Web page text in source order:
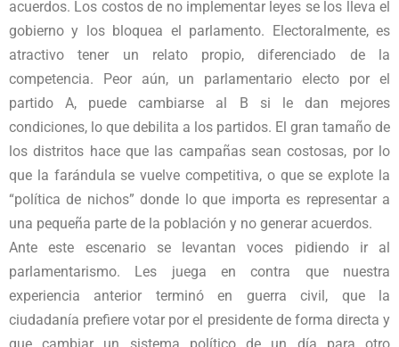
acuerdos. Los costos de no implementar leyes se los lleva el
gobierno y los bloquea el parlamento. Electoralmente, es
atractivo tener un relato propio, diferenciado de la
competencia. Peor aún, un parlamentario electo por el
partido A, puede cambiarse al B si le dan mejores
condiciones, lo que debilita a los partidos. El gran tamaño de
los distritos hace que las campañas sean costosas, por lo
que la farándula se vuelve competitiva, o que se explote la
“política de nichos” donde lo que importa es representar a
una pequeña parte de la población y no generar acuerdos.
Ante este escenario se levantan voces pidiendo ir al
parlamentarismo. Les juega en contra que nuestra
experiencia anterior terminó en guerra civil, que la
ciudadanía prefiere votar por el presidente de forma directa y